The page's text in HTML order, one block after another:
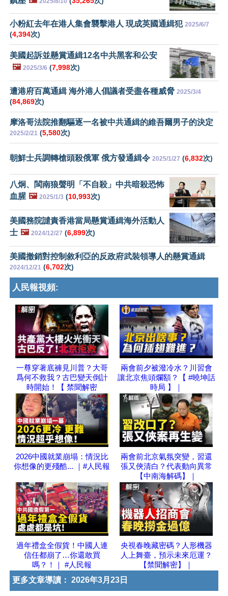
小粉紅去年在港人集會襲擊港人 現成英國通緝犯 2025/6/7
(4,394次)
美國起訴並懸賞通緝12名中共黑客和公安
🖼️ 2025/3/6 (7,998次)
遭港府百萬通緝 海外港人倡議者受盡各種威脅 2025/3/4
(84,869次)
摩洛哥法院推翻驅逐一名被中共通緝的維吾爾男子的決定
2025/2/21 (5,580次)
朝鮮士兵調轉槍頭殺俄軍 俄方發通緝令 2025/1/27 (6,832次)
八炯、閩南狼聲明「不自殺」中共暗殺恐怖
血腥 🖼️ 2025/1/3 (10,993次)
美國務院譴責香港當局懸賞通緝海外活動人
士 🖼️ 2024/12/27 (6,899次)
美國撤銷對控制敘利亞的反政府武裝領導人的懸賞通緝
2024/12/21 (6,702次)
人民報視頻:
一尊穿著底褲見川普？大哥
爲何不救我？古巴變天倒計
時開始！【 禁聞解密
兩會前夕被潑冷水？川習會
讓北京焦頭爛額？【 #曉坤話
時局 】｜
2026中國就業崩塌：情況比
你想像的更殘酷... ｜#人民報
兩會前北京氣氛突變，習還
張又俠清白？代表動向異常
【中南海解碼】｜
過年禮盒全假貨！中國人連
信任都崩了…你還敢買
嗎？！｜ #人民報
央視春晚藏密碼？人形機器
人上舞臺，預示未來厄運？
【禁聞解密】｜
更多文章導讀： 2026年3月23日